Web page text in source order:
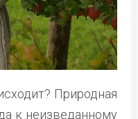
Природная
к неизведанному